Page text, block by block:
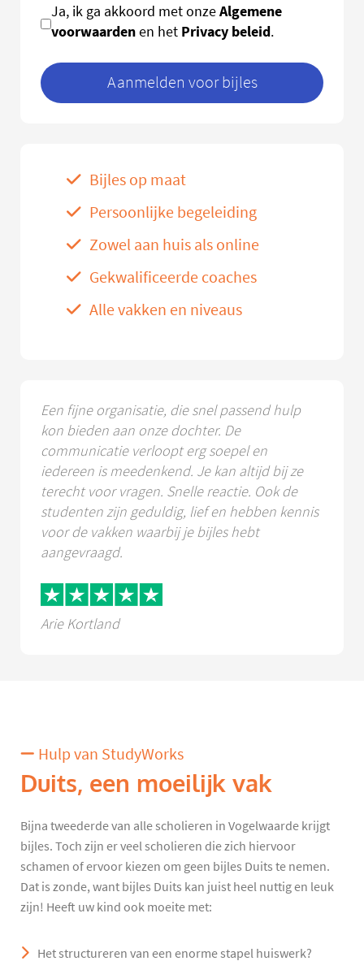
Ja, ik ga akkoord met onzeAlgemene
voorwaardenen het Privacy beleid.
Aanmelden voor bijles
Bijles op maat
Persoonlijke begeleiding
Zowel aan huis als online
Gekwalificeerde coaches
Alle vakken en niveaus
Een fijne organisatie, die snel passend hulp
kon bieden aan onze dochter. De
communicatie verloopt erg soepel en
iedereen is meedenkend. Je kan altijd bij ze
terecht voor vragen. Snelle reactie. Ook de
studenten zijn geduldig, lief en hebben kennis
voor de vakken waarbij je bijles hebt
aangevraagd.
Arie Kortland
Hulp van StudyWorks
Duits, een moeilijk vak
Bijna tweederde van alle scholieren in Vogelwaarde krijgt
bijles. Toch zijn er veel scholieren die zich hiervoor
schamen of ervoor kiezen om geen bijles Duits te nemen.
Dat is zonde, want bijles Duits kan juist heel nuttig en leuk
zijn! Heeft uw kind ook moeite met:
Het structureren van een enorme stapel huiswerk?